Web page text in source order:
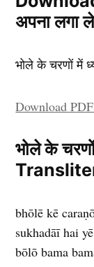
अपना लगा
भोले के चरणों में
Download
भोले के
bhōlē kē
sukhadāī hai
bōlō bama